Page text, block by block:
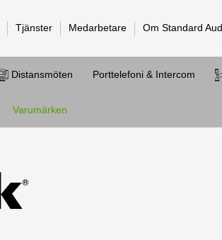
Tjänster Medarbetare Om Standard
Distansmöten Porttelefoni & Intercom
Varumärken